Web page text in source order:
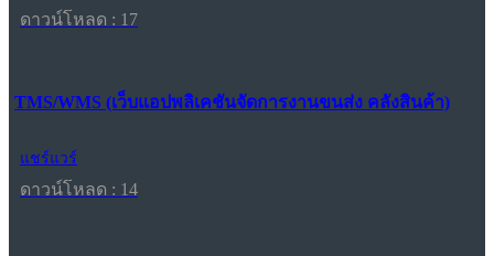
ดาวน์โหลด : 17
TMS/WMS (เว็บแอปพลิเคชันจัดการงานขนส่ง คลังสินค้า)
แชร์แวร์
ดาวน์โหลด : 14